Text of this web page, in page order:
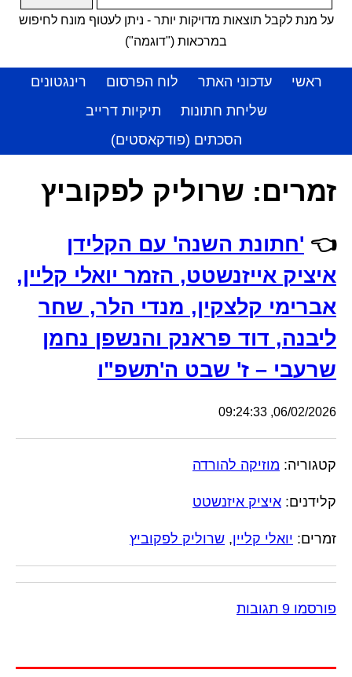
על מנת לקבל תוצאות מדויקות יותר - ניתן לעטוף מונח לחיפוש
במרכאות ("דוגמה")
ראשי עדכוני האתר לוח הפרסום
רינגטונים
שליחת חתונות
תיקיות דרייב
הסכתים (פודקאסטים)
זמרים: שרוליק לפקוביץ
👈 'חתונת השנה' עם הקלידן
איציק אייזנשטט, הזמר יואלי קליין,
אברימי קלצקין, מנדי הלר, שחר
ליבנה, דוד פראנק והנשפן נחמן
שרעבי – ז' שבט ה'תשפ"ו
06/02/2026, 09:24:33
קטגוריה: מוזיקה להורדה
קלידנים: איציק איזנשטט
זמרים: יואלי קליין, שרוליק לפקוביץ
פורסמו 9 תגובות